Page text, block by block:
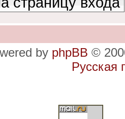
by phpBB ©
Русская